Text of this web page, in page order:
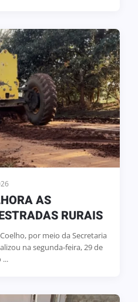
AS
RURAIS
por meio da Secretaria
na segunda-feira, 29 de